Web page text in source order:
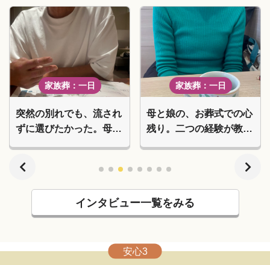
家族葬：一日
突然の別れでも、流され
ずに選びたかった。母は
家族葬：一日
母と娘の、お葬式での心
残り。二つの経験が教え
インタビュー一覧をみる
安心3